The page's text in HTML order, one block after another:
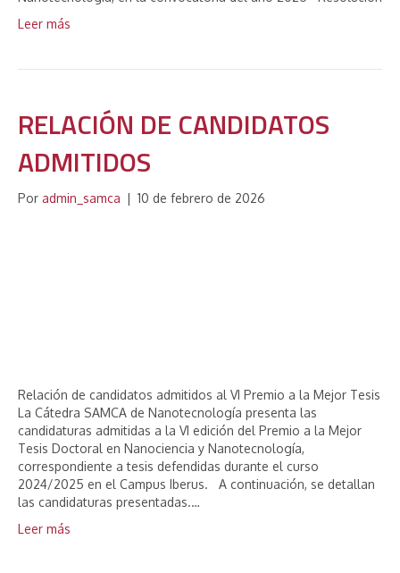
Leer más
RELACIÓN DE CANDIDATOS
ADMITIDOS
Por admin_samca | 10 de febrero de 2026
Relación de candidatos admitidos al VI Premio a la Mejor Tesis
La Cátedra SAMCA de Nanotecnología presenta las
candidaturas admitidas a la VI edición del Premio a la Mejor
Tesis Doctoral en Nanociencia y Nanotecnología,
correspondiente a tesis defendidas durante el curso
2024/2025 en el Campus Iberus. A continuación, se detallan
las candidaturas presentadas.…
Leer más